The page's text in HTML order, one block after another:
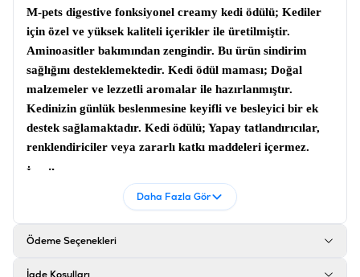
M-pets digestive fonksiyonel creamy kedi ödülü; Kediler
için özel ve yüksek kaliteli içerikler ile üretilmiştir.
Aminoasitler bakımından zengindir. Bu ürün sindirim
sağlığını desteklemektedir. Kedi ödül maması; Doğal
malzemeler ve lezzetli aromalar ile hazırlanmıştır.
Kedinizin günlük beslenmesine keyifli ve besleyici bir ek
destek sağlamaktadır. Kedi ödülü; Yapay tatlandırıcılar,
renklendiriciler veya zararlı katkı maddeleri içermez.
İçerik
Kuzu; %28, ton balığı; %27, somon; %23, tavuk; %15,
%1, inulin 20mg/kg, acidophilus 5 milyar CFU/kg
Daha Fazla Gör
Ödeme Seçenekleri